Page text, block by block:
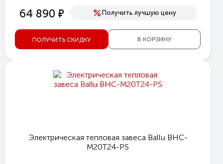
64 890 е Получить лучшую цену
ПОЛУЧИТЬ СКИДКУ В КОРЗИНУ
Электрическая тепловая завеса Ballu BHC-
M20T24-PS